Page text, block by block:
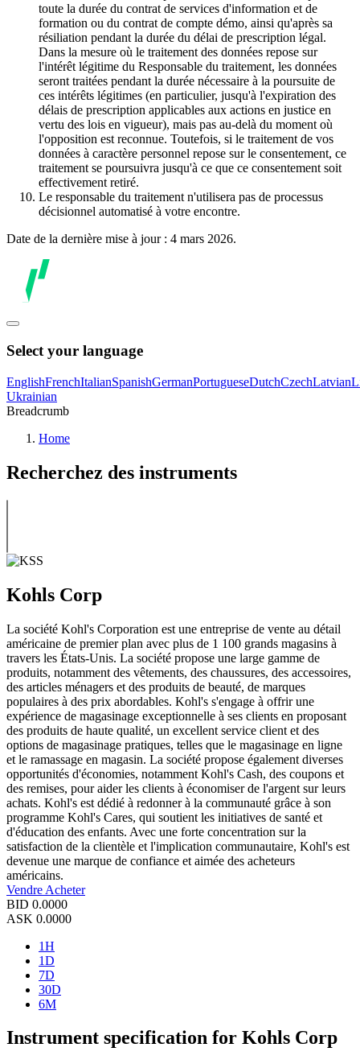
toute la durée du contrat de services d'information et de
formation ou du contrat de compte démo, ainsi qu'après sa
résiliation pendant la durée du délai de prescription légal.
Dans la mesure où le traitement des données repose sur
l'intérêt légitime du Responsable du traitement, les données
seront traitées pendant la durée nécessaire à la poursuite de
ces intérêts légitimes (en particulier, jusqu'à l'expiration des
délais de prescription applicables aux actions en justice en
vertu des lois en vigueur), mais pas au-delà du moment où
l'opposition est reconnue. Toutefois, si le traitement de vos
données à caractère personnel repose sur le consentement, ce
traitement se poursuivra jusqu'à ce que ce consentement soit
effectivement retiré.
Le responsable du traitement n'utilisera pas de processus
décisionnel automatisé à votre encontre.
Date de la dernière mise à jour : 4 mars 2026.
Select your language
EnglishFrenchItalianSpanishGermanPortugueseDutchCzechLatvian
Ukrainian
Breadcrumb
Home
Recherchez des instruments
Kohls Corp
La société Kohl's Corporation est une entreprise de vente au détail
américaine de premier plan avec plus de 1 100 grands magasins à
travers les États-Unis. La société propose une large gamme de
produits, notamment des vêtements, des chaussures, des accessoires,
des articles ménagers et des produits de beauté, de marques
populaires à des prix abordables. Kohl's s'engage à offrir une
expérience de magasinage exceptionnelle à ses clients en proposant
des produits de haute qualité, un excellent service client et des
options de magasinage pratiques, telles que le magasinage en ligne
et le ramassage en magasin. La société propose également diverses
opportunités d'économies, notamment Kohl's Cash, des coupons et
des remises, pour aider les clients à économiser de l'argent sur leurs
achats. Kohl's est dédié à redonner à la communauté grâce à son
programme Kohl's Cares, qui soutient les initiatives de santé et
d'éducation des enfants. Avec une forte concentration sur la
satisfaction de la clientèle et l'implication communautaire, Kohl's est
devenue une marque de confiance et aimée des acheteurs
américains.
Vendre Acheter
BID 0.0000
ASK 0.0000
1H
1D
7D
30D
6M
Instrument specification for Kohls Corp